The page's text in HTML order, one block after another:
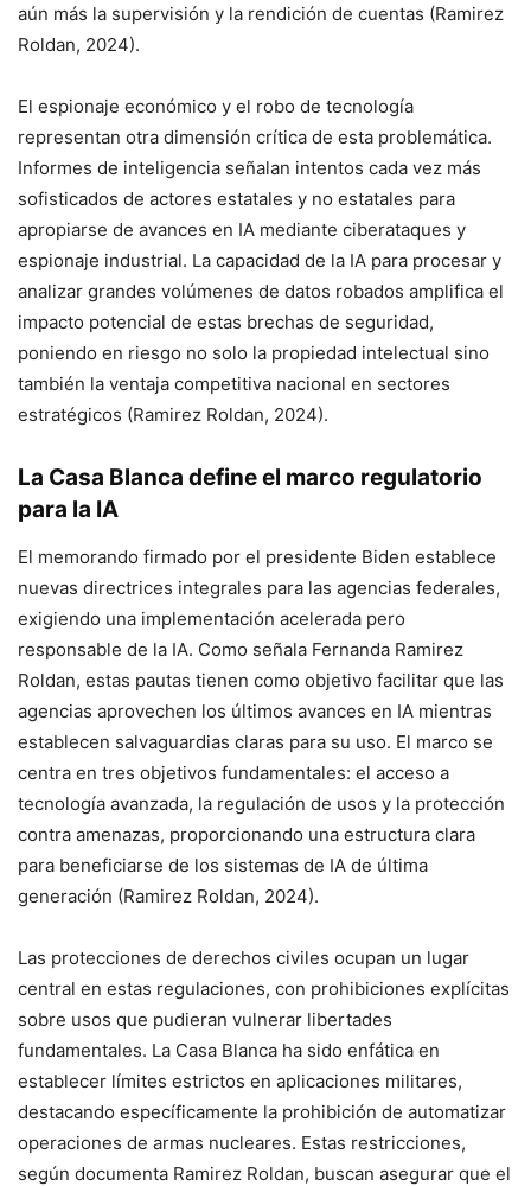
aún más la supervisión y la rendición de cuentas (Ramirez
Roldan, 2024).
El espionaje económico y el robo de tecnología
representan otra dimensión crítica de esta problemática.
Informes de inteligencia señalan intentos cada vez más
sofisticados de actores estatales y no estatales para
apropiarse de avances en IA mediante ciberataques y
espionaje industrial. La capacidad de la IA para procesar y
analizar grandes volúmenes de datos robados amplifica el
impacto potencial de estas brechas de seguridad,
poniendo en riesgo no solo la propiedad intelectual sino
también la ventaja competitiva nacional en sectores
estratégicos (Ramirez Roldan, 2024).
La Casa Blanca define el marco regulatorio
para la IA
El memorando firmado por el presidente Biden establece
nuevas directrices integrales para las agencias federales,
exigiendo una implementación acelerada pero
responsable de la IA. Como señala Fernanda Ramirez
Roldan, estas pautas tienen como objetivo facilitar que las
agencias aprovechen los últimos avances en IA mientras
establecen salvaguardias claras para su uso. El marco se
centra en tres objetivos fundamentales: el acceso a
tecnología avanzada, la regulación de usos y la protección
contra amenazas, proporcionando una estructura clara
para beneficiarse de los sistemas de IA de última
generación (Ramirez Roldan, 2024).
Las protecciones de derechos civiles ocupan un lugar
central en estas regulaciones, con prohibiciones explícitas
sobre usos que pudieran vulnerar libertades
fundamentales. La Casa Blanca ha sido enfática en
establecer límites estrictos en aplicaciones militares,
destacando específicamente la prohibición de automatizar
operaciones de armas nucleares. Estas restricciones,
según documenta Ramirez Roldan, buscan asegurar que el